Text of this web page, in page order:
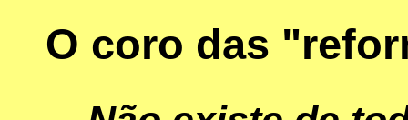
O coro das